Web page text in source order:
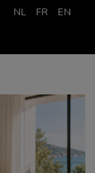
NL FR EN